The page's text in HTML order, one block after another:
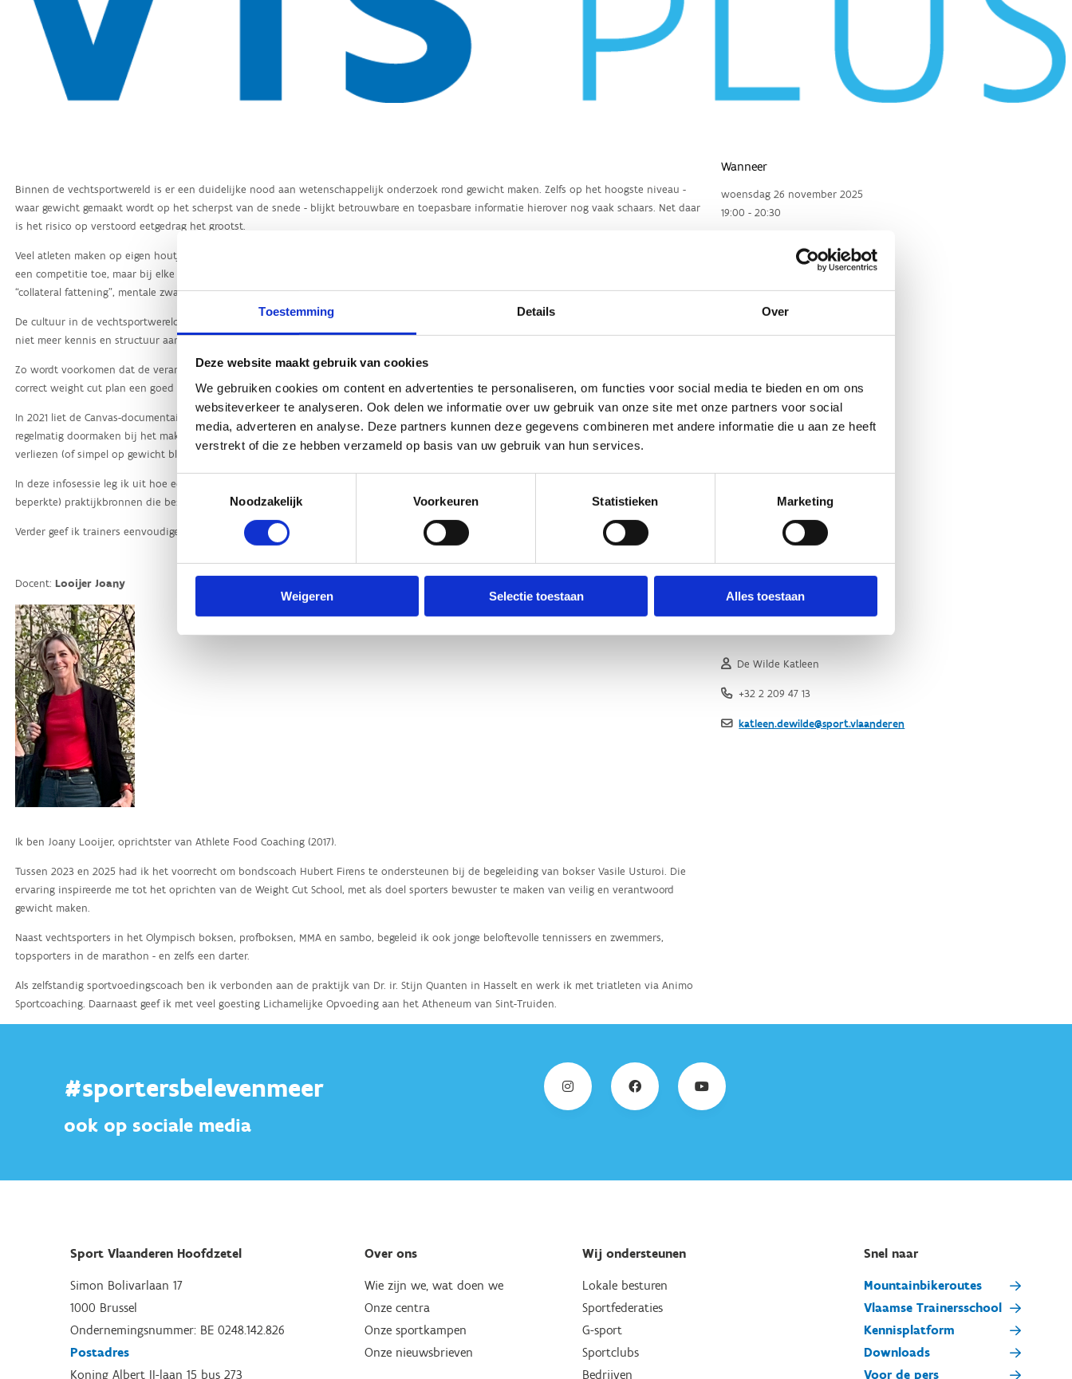
Toestemming Details Over
Deze website maakt gebruik van cookies
We gebruiken cookies om content en advertenties te personaliseren, om functies voor social media te bieden en om ons
websiteverkeer te analyseren. Ook delen we informatie over uw gebruik van onze site met onze partners voor social
media, adverteren en analyse. Deze partners kunnen deze gegevens combineren met andere informatie die u aan ze heeft
verstrekt of die ze hebben verzameld op basis van uw gebruik van hun services.
Toestemmingsselectie
Noodzakelijk
Voorkeuren Statistieken Marketing
Weigeren Selectie toestaan Alles toestaan
#sportersbelevenmeer
ook op sociale media
Sport Vlaanderen Hoofdzetel
Simon Bolivarlaan 17
1000 Brussel
Ondernemingsnummer: BE 0248.142.826
Postadres
Koning Albert II-laan 15 bus 273
Over ons
Wie zijn we, wat doen we
Onze centra
Onze sportkampen
Onze nieuwsbrieven
Wij ondersteunen
Lokale besturen
Sportfederaties
G-sport
Sportclubs
Bedrijven
Snel naar
Mountainbikeroutes
Vlaamse Trainersschool
Kennisplatform
Downloads
Voor de pers